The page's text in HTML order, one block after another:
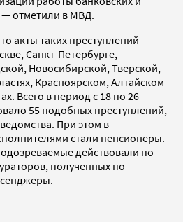
отметили в МВД.
акты таких преступлений
Санкт-Петербурге,
Новосибирской, Тверской,
Красноярском, Алтайском
Всего в период с 18 по 26
55 подобных преступлений,
При этом в
стали пенсионеры.
действовали по
полученных по